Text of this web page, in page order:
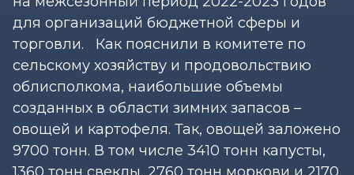
для организаций бюджетной сферы и
торговли. Как пояснили в комитете по
сельскому хозяйству и продовольствию
облисполкома, наибольшие объемы
созданных в области зимних запасов –
овощей и картофеля. Так, овощей заложено
9700 тонн. В том числе 3410 тонн капусты,